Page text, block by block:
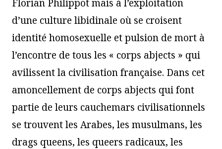
Florian Philippot mais à l’exploitation
d’une culture libidinale où se croisent
identité homosexuelle et pulsion de mort à
l’encontre de tous les « corps abjects » qui
avilissent la civilisation française. Dans cet
amoncellement de corps abjects qui font
partie de leurs cauchemars civilisationnels
se trouvent les Arabes, les musulmans, les
drags queens, les queers radicaux, les